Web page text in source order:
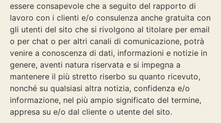
essere consapevole che a seguito del rapporto di
lavoro con i clienti e/o consulenza anche gratuita con
gli utenti del sito che si rivolgono al titolare per email
o per chat o per altri canali di comunicazione, potrà
venire a conoscenza di dati, informazioni e notizie in
genere, aventi natura riservata e si impegna a
mantenere il più stretto riserbo su quanto ricevuto,
nonché su qualsiasi altra notizia, confidenza e/o
informazione, nel più ampio significato del termine,
appresa su e/o dal cliente o utente del sito.